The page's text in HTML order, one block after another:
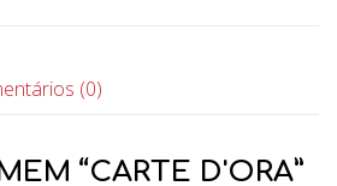
(0)
“CARTE D'ORA”